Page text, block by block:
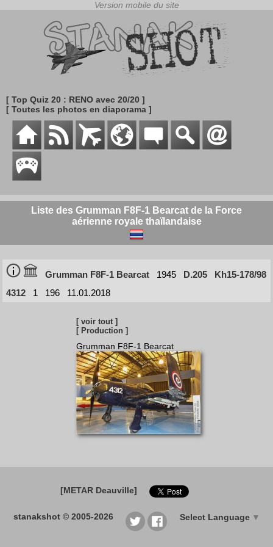
[ Top Quiz 20 : RENO avec 20/20 ]
[ Toutes les photos en diaporama ]
Liste des Grumman F8F-1 Bearcat de la Force
aérienne royale thaïlandaise
Grumman F8F-1 Bearcat 1945 D.205
Kh15-178/98
4312
1 196 11.01.2018
[ voir tout ]
[ Production ]
Grumman F8F-1 Bearcat
[METAR Deauville]
stanakshot © 2005-2026 Select Language ▼